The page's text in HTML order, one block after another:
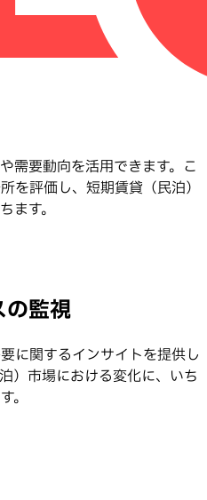
需要動向を活用できます。こ
を評価し、短期賃貸（民泊）
ます。
の監視
に関するインサイトを提供し
）市場における変化に、いち
。